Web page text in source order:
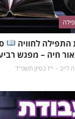
לחוויה
חיה – מפגש
לייב י״ז בסיון תשפ״ד